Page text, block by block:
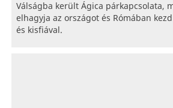
Válságba került Ágica párkapcsolata,
elhagyja az országot és Rómában
és kisfiával.